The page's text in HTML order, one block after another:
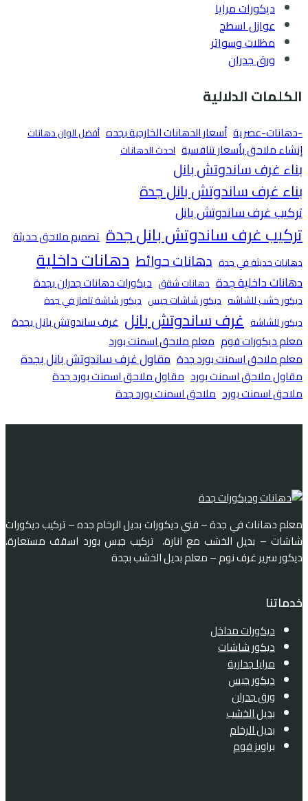
ديكورات مرايا
عوازل اسطح
مظلات وسواتر
ورق جدران
الكلمات الدلالية
-دهانات-عصرية أسعار الدهانات الخارجية بجده أفضل الوان دهانات
إنشاء ملاحق بأسعار تنافسية احدث الدهانات
بناء غرف ساندوتش بانل
بناء غرف ساندوتش بانل جدة
تركيب غرف ساندوتش بانل
تركيب غرف ساندوتش بانل جدة تصميم ملاحق حديثة
دهانات حديثة في جدة دهانات حوائط دهانات داخلية
دهانات داخلية جدة دهانات شقق ديكورات دهانات جدران بجدة
ديكور خشب للشاشه ديكور شاشات جبس ديكور شاشة تلفاز في جدة
ديكور للشاشة غرف ساندوتش بانل غرف ساندوتش بانل بجدة
معلم ديكورات فوم معلم ملاحق اسمنت بورد
معلم ملاحق اسمنت بورد جدة مقاول غرف ساندوتش بانل بجدة
مقاول ملاحق اسمنت بورد مقاول ملاحق اسمنت بورد جدة
ملاحق اسمنت بورد ملاحق اسمنت بورد جدة
معلم دهانات في جدة – فني ديكورات بديل الرخام جده – تركيب ديكورات
شاشات – بديل الخشب مع انارة، تركيب جبس بورد اسقف مستعارة،
ديكور سرير غرف نوم – معلم بديل الخشب بجدة
خدماتنا
ديكورات مداخل
ديكور شاشات
مرايا جدارية
ديكور جبس
ورق جدران
بديل الخشب
بديل الرخام
براويز فوم